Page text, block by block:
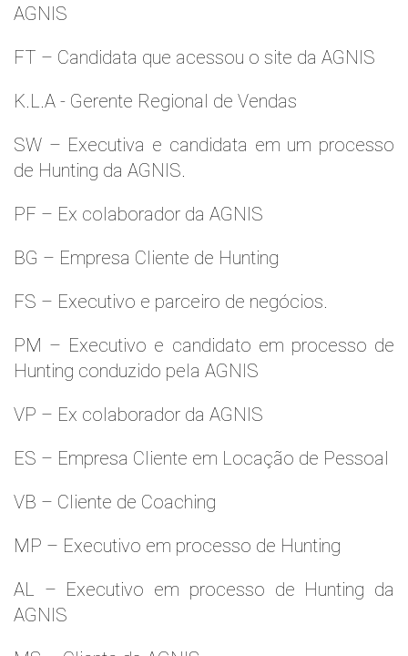
AGNIS
FT – Candidata que acessou o site da AGNIS
K.L.A - Gerente Regional de Vendas
SW – Executiva e candidata em um processo
de Hunting da AGNIS.
PF – Ex colaborador da AGNIS
BG – Empresa Cliente de Hunting
FS – Executivo e parceiro de negócios.
PM – Executivo e candidato em processo de
Hunting conduzido pela AGNIS
VP – Ex colaborador da AGNIS
ES – Empresa Cliente em Locação de Pessoal
VB – Cliente de Coaching
MP – Executivo em processo de Hunting
AL – Executivo em processo de Hunting da
AGNIS